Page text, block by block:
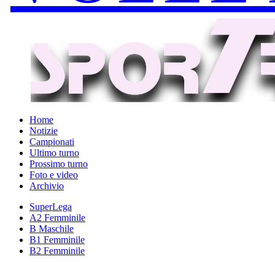
Home
Notizie
Campionati
Ultimo turno
Prossimo turno
Foto e video
Archivio
SuperLega
A2 Femminile
B Maschile
B1 Femminile
B2 Femminile